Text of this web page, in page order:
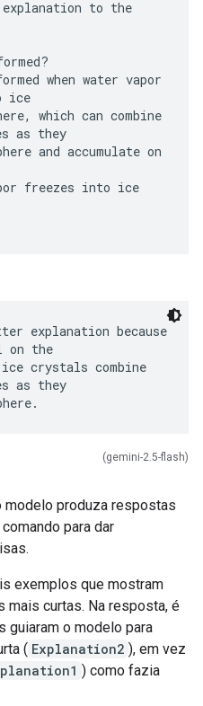
explanation to the
when water vapor
ice
which can combine
as they
and accumulate on
freezes into ice
explanation because
on the
crystals combine
as they
(gemini-2.5-flash)
modelo produza respostas
para dar
exemplos que mostram
curtas. Na resposta, é
o modelo para
( Explanation2 ), em vez
) como fazia